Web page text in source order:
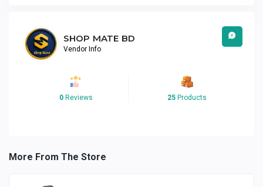
SHOP MATE BD
Vendor Info
0 Reviews 25 Products
More From The Store